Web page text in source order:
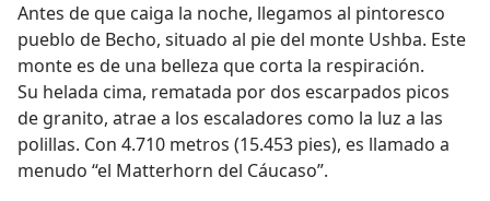
Antes de que caiga la noche, llegamos al pintoresco
pueblo de Becho, situado al pie del monte Ushba. Este
monte es de una belleza que corta la respiración.
Su helada cima, rematada por dos escarpados picos
de granito, atrae a los escaladores como la luz a las
polillas. Con 4.710 metros (15.453 pies), es llamado a
menudo “el Matterhorn del Cáucaso”.